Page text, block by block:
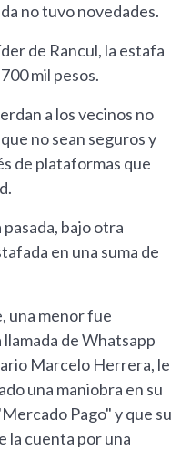
no tuvo novedades.
de Rancul, la estafa
mil pesos.
a los vecinos no
no sean seguros y
de plataformas que
bajo otra
en una suma de
una menor fue
de Whatsapp
Marcelo Herrera, le
una maniobra en su
Pago" y que su
la cuenta por una